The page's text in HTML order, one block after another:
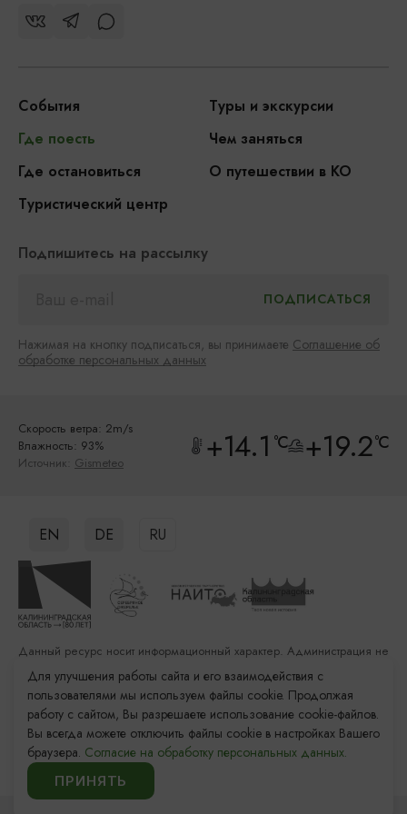
События
Туры и экскурсии
Где поесть
Чем заняться
Где остановиться
О путешествии в КО
Туристический центр
Подпишитесь на рассылку
Нажимая на кнопку подписаться, вы принимаете Соглашение об
обработке персональных данных
Скорость ветра: 2m/s
Влажность: 93%
Источник: Gismeteo +14.1 °C +19.2°C
EN DE RU
© 2011–2026 «Туристский информационный центр
Калининградской области»
Данный ресурс носит информационный характер. Администрация не
несет ответственности за качество услуг, предоставленных
сторонними организациями
Разработка сайта: «Решение»
Продвижение сайта: Remarka Agency
Для улучшения работы сайта и его взаимодействия с
пользователями мы используем файлы cookie. Продолжая
работу с сайтом, Вы разрешаете использование cookie-файлов.
Вы всегда можете отключить файлы cookie в настройках Вашего
браузера. Согласие на обработку персональных данных.
ПРИНЯТЬ